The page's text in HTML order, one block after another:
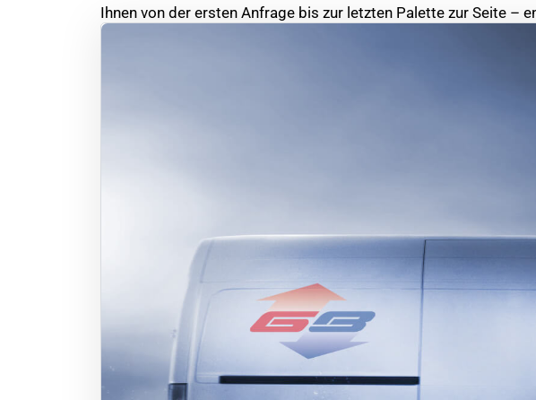
Ihnen von der ersten Anfrage bis zur letzten Palette zur Seite –